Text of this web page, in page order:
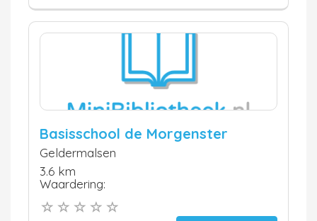
Basisschool de Morgenster
Geldermalsen
3.6 km
Waardering: